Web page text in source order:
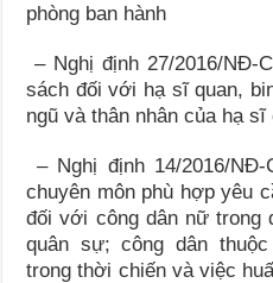
phòng ban hành
– Nghị định 27/2016/NĐ-
sách đối với hạ sĩ quan,
ngũ và thân nhân của hạ
– Nghị định 14/2016/
chuyên môn phù hợp yêu
đối với công dân nữ trong
quân sự; công dân
trong thời chiến và việc